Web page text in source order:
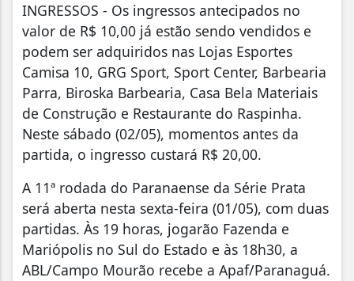
INGRESSOS - Os ingressos antecipados no
valor de R$ 10,00 já estão sendo vendidos e
podem ser adquiridos nas Lojas Esportes
Camisa 10, GRG Sport, Sport Center, Barbearia
Parra, Biroska Barbearia, Casa Bela Materiais
de Construção e Restaurante do Raspinha.
Neste sábado (02/05), momentos antes da
partida, o ingresso custará R$ 20,00.
A 11ª rodada do Paranaense da Série Prata
será aberta nesta sexta-feira (01/05), com duas
partidas. Às 19 horas, jogarão Fazenda e
Mariópolis no Sul do Estado e às 18h30, a
ABL/Campo Mourão recebe a Apaf/Paranaguá.